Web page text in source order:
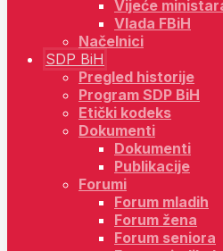
Vijeće
Vlada FBiH
Načelnici
SDP BiH
Pregled historije
Program SDP BiH
Etički kodeks
Dokumenti
Dokumenti
Publikacije
Forumi
Forum mladih
Forum žena
Forum seniora